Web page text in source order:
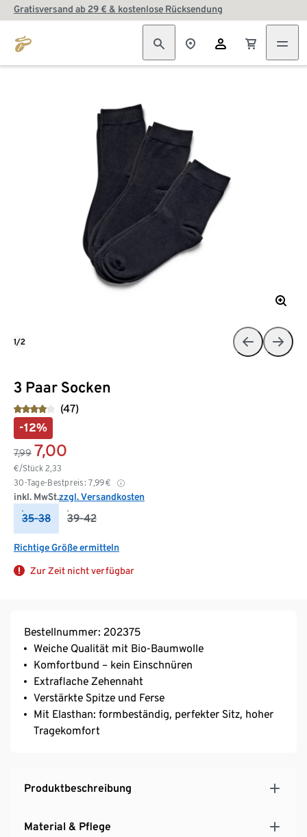
Gratisversand ab 29 € & kostenlose Rücksendung
3 Paar Socken
(47)
-12%
7,99 7,00
€/Stück 2,33
30-Tage-Bestpreis: 7,99€
inkl. MwSt.zzgl. Versandkosten
35-38 39-42
Richtige Größe ermitteln
Zur Zeit nicht verfügbar
1/2
Bestellnummer: 202375
Weiche Qualität mit Bio-Baumwolle
Komfortbund – kein Einschnüren
Extraflache Zehennaht
Verstärkte Spitze und Ferse
Mit Elasthan: formbeständig, perfekter Sitz, hoher
Tragekomfort
Produktbeschreibung
Material & Pflege